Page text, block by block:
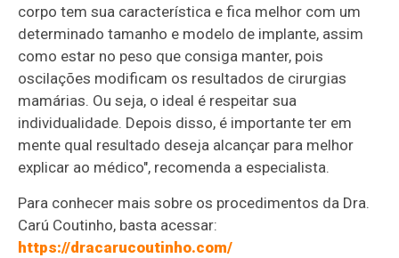
corpo tem sua característica e fica melhor com um
determinado tamanho e modelo de implante, assim
como estar no peso que consiga manter, pois
oscilações modificam os resultados de cirurgias
mamárias. Ou seja, o ideal é respeitar sua
individualidade. Depois disso, é importante ter em
mente qual resultado deseja alcançar para melhor
explicar ao médico", recomenda a especialista.
Para conhecer mais sobre os procedimentos da Dra.
Carú Coutinho, basta acessar:
https://dracarucoutinho.com/